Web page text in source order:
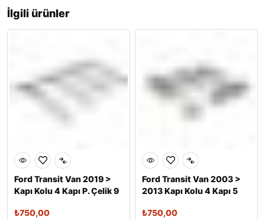
İlgili ürünler
Ford Transit Van 2019 >
Kapı Kolu 4 Kapı P. Çelik 9
₺750,00
Ford Transit Van 2003 >
2013 Kapı Kolu 4 Kapı 5
₺750,00